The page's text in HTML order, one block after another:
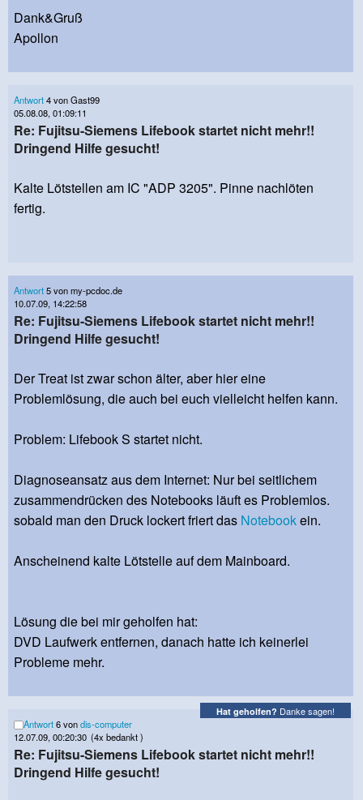
Dank&Gruß
Apollon
Antwort4 von Gast99
05.08.08, 01:09:11
Re: Fujitsu-Siemens Lifebook startet nicht mehr!!
Dringend Hilfe gesucht!
Kalte Lötstellen am IC "ADP 3205". Pinne nachlöten
fertig.
Antwort5 von my-pcdoc.de
10.07.09, 14:22:58
Re: Fujitsu-Siemens Lifebook startet nicht mehr!!
Dringend Hilfe gesucht!
Der Treat ist zwar schon älter, aber hier eine
Problemlösung, die auch bei euch vielleicht helfen kann.
Problem: Lifebook S startet nicht.
Diagnoseansatz aus dem Internet: Nur bei seitlichem
zusammendrücken des Notebooks läuft es Problemlos.
sobald man den Druck lockert friert das Notebookein.
Anscheinend kalte Lötstelle auf dem Mainboard.
Lösung die bei mir geholfen hat:
DVD Laufwerk entfernen, danach hatte ich keinerlei
Probleme mehr.
Hat geholfen? Danke sagen!
Antwort6 vondis-computer
12.07.09, 00:20:30 (4x bedankt )
Re: Fujitsu-Siemens Lifebook startet nicht mehr!!
Dringend Hilfe gesucht!